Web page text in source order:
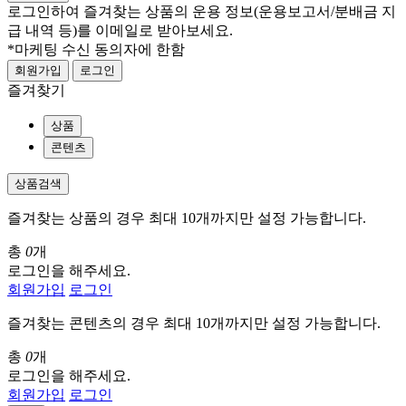
로그인하여 즐겨찾는 상품의 운용 정보(운용보고서/분배금 지
급 내역 등)를 이메일로 받아보세요.
*마케팅 수신 동의자에 한함
회원가입 로그인
즐겨찾기
상품
콘텐츠
상품검색
즐겨찾는 상품의 경우 최대 10개까지만 설정 가능합니다.
총 0개
로그인을 해주세요.
회원가입 로그인
즐겨찾는 콘텐츠의 경우 최대 10개까지만 설정 가능합니다.
총 0개
로그인을 해주세요.
회원가입 로그인